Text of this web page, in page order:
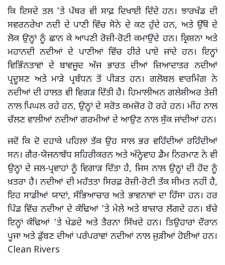
ਕਿ ਇਸਦੇ ਤਲ ’ਤੇ ਪੱਥਰ ਵੀ ਸਾਫ਼ ਦਿਖਾਈ ਦਿੰਦੇ ਹਨ। ਝਾਰਖੰਡ ਦੀ
ਸਵਰਨਰੇਖਾ ਨਦੀ ਦੇ ਪਾਣੀ ਵਿੱਚ ਸੋਨੇ ਦੇ ਕਣ ਹੁੰਦੇ ਹਨ, ਅਤੇ ਉੱਥੋਂ ਦੇ
ਲੋਕ ਉਨ੍ਹਾਂ ਨੂੰ ਛਾਨ ਕੇ ਆਪਣੀ ਰੋਜ਼ੀ-ਰੋਟੀ ਕਮਾਉਂਦੇ ਹਨ। ਕ੍ਰਿਸ਼ਨਾ ਅਤੇ
ਮਹਾਨਦੀ ਨਦੀਆਂ ਦੇ ਪਾਣੀਆਂ ਵਿੱਚ ਹੀਰੇ ਪਾਏ ਜਾਂਦੇ ਹਨ। ਇਨ੍ਹਾਂ
ਵਿਭਿੰਨਤਾਵਾਂ ਦੇ ਬਾਵਜੂਦ ਅੱਜ ਭਾਰਤ ਦੀਆਂ ਜ਼ਿਆਦਾਤਰ ਨਦੀਆਂ
ਪ੍ਰਦੂਸ਼ਣ ਅਤੇ ਮਾੜੇ ਪ੍ਰਬੰਧਨ ਤੋਂ ਪੀੜਤ ਹਨ। ਗਲੋਬਲ ਵਾਰਮਿੰਗ ਨੇ
ਨਦੀਆਂ ਦੀ ਹਾਲਤ ਵੀ ਵਿਗੜ ਦਿੱਤੀ ਹੈ। ਹਿਮਾਲੀਅਨ ਗਲੇਸ਼ੀਅਰ ਤੇਜ਼ੀ
ਨਾਲ ਪਿਘਲ ਰਹੇ ਹਨ, ਉਨ੍ਹਾਂ ਦੇ ਸਰੋਤ ਕਮਜ਼ੋਰ ਹੋ ਰਹੇ ਹਨ। ਮੀਂਹ ਨਾਲ
ਚੱਲਣ ਵਾਲੀਆਂ ਨਦੀਆਂ ਗਰਮੀਆਂ ਦੇ ਆਉਣ ਨਾਲ ਸੁੱਕ ਜਾਂਦੀਆਂ ਹਨ।
ਜਦੋਂ ਕਿ ਦੋ ਦਹਾਕੇ ਪਹਿਲਾਂ ਤੱਕ ਉਹ ਸਾਲ ਭਰ ਵਹਿੰਦੀਆਂ ਰਹਿੰਦੀਆਂ
ਸਨ। ਗੈਰ-ਯੋਜਨਾਬੱਧ ਸ਼ਹਿਰੀਕਰਨ ਅਤੇ ਅੰਨ੍ਹੇਵਾਹ ਡੈਮ ਨਿਰਮਾਣ ਨੇ ਵੀ
ਉਨ੍ਹਾਂ ਦੇ ਜਲ-ਪ੍ਰਵਾਹਾਂ ਨੂੰ ਵਿਗਾੜ ਦਿੱਤਾ ਹੈ, ਜਿਸ ਨਾਲ ਉਨ੍ਹਾਂ ਦੀ ਹੋਂਦ ਨੂੰ
ਖ਼ਤਰਾ ਹੈ। ਨਦੀਆਂ ਦੀ ਮਹੱਤਤਾ ਸਿਰਫ਼ ਰੋਜ਼ੀ-ਰੋਟੀ ਤੱਕ ਸੀਮਤ ਨਹੀਂ ਹੈ,
ਇਹ ਸਾਡੀਆਂ ਯਾਦਾਂ, ਸੱਭਿਆਚਾਰ ਅਤੇ ਭਾਵਨਾਵਾਂ ਦਾ ਹਿੱਸਾ ਹਨ। ਹਰ
ਪਿੰਡ ਵਿੱਚ ਨਦੀਆਂ ਦੇ ਕੰਢਿਆਂ ’ਤੇ ਮੇਲੇ ਅਤੇ ਬਾਜ਼ਾਰ ਲੱਗਦੇ ਹਨ। ਬੱਚੇ
ਇਨ੍ਹਾਂ ਕੰਢਿਆਂ ’ਤੇ ਖੇਡਦੇ ਅਤੇ ਤੈਰਨਾ ਸਿੱਖਦੇ ਹਨ। ਤਿਉਹਾਰਾਂ ਦੌਰਾਨ
ਪੂਜਾ ਅਤੇ ਡੁੱਬਣ ਦੀਆਂ ਪਰੰਪਰਾਵਾਂ ਨਦੀਆਂ ਨਾਲ ਜੁੜੀਆਂ ਹੋਈਆਂ ਹਨ।
Clean Rivers